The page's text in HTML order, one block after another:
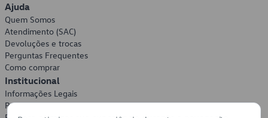
Ajuda
Quem Somos
Atendimento (SAC)
Devoluções e trocas
Perguntas Frequentes
Como comprar
Institucional
Informações Legais
Política de Privacidade